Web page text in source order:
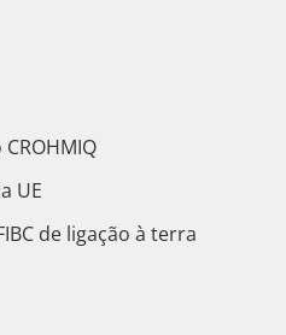
UE
de ligação à terra